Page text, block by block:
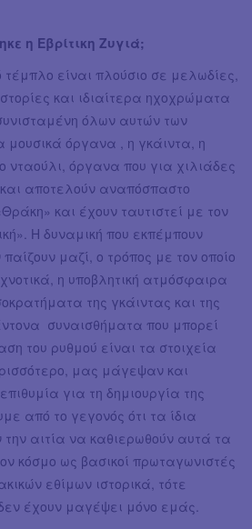
η Εβρίτικη Ζυγιά;
τέμπλο είναι πλούσιο σε μελωδίες,
και ιδιαίτερα ηχοχρώματα
όλων αυτών των
μουσικά όργανα , η γκάιντα, η
νταούλι, όργανα που για χιλιάδες
αποτελούν αναπόσπαστο
και έχουν ταυτιστεί με τον
Η δυναμική που εκπέμπουν
μαζί, ο τρόπος με τον οποίο
η υποβλητική ατμόσφαιρα
της γκάιντας και της
συναισθήματα που μπορεί
του ρυθμού είναι τα στοιχεία
μας μάγεψαν και
για τη δημιουργία της
από το γεγονός ότι τα ίδια
αιτία να καθιερωθούν αυτά τα
κόσμο ως βασικοί πρωταγωνιστές
εθίμων ιστορικά, τότε
έχουν μαγέψει μόνο εμάς.